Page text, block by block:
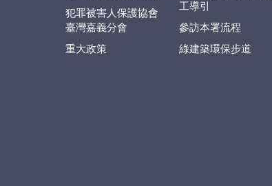
犯罪被害人保護協會
臺灣嘉義分會
重大政策
工導引
參訪本署流程
綠建築環保步道